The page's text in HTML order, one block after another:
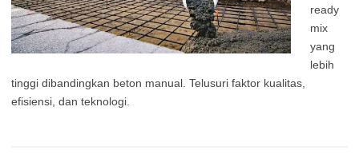
ready
mix
yang
lebih
tinggi dibandingkan beton manual. Telusuri faktor kualitas,
efisiensi, dan teknologi.